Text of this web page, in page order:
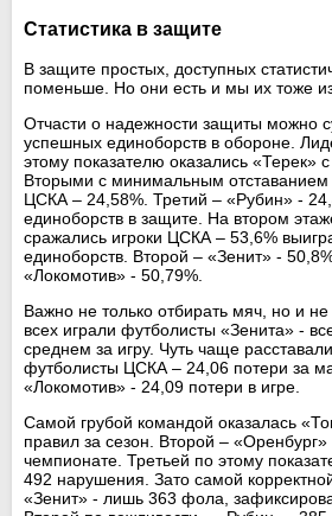
Статистика в защите
В защите простых, доступных
поменьше. Но они есть и мы их тоже
Отчасти о надежности защиты можно
успешных единоборств в обороне.
этому показателю оказались «Терек»
Вторыми с минимальным отставанием
ЦСКА – 24,58%. Третий – «Рубин» -
единоборств в защите. На втором
сражались игроки ЦСКА – 53,6%
единоборств. Второй – «Зенит» -
«Локомотив» - 50,79%.
Важно не только отбирать мяч, но и
всех играли футболисты «Зенита» -
среднем за игру. Чуть чаще
футболисты ЦСКА – 24,06 потери за
«Локомотив» - 24,09 потери в игре.
Самой грубой командой оказалась
правил за сезон. Второй –
чемпионате. Третьей по этому
492 нарушения. Зато самой
«Зенит» - лишь 363 фола,